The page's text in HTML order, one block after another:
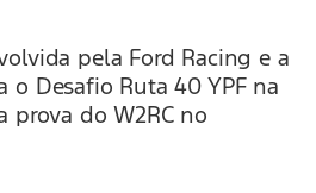
pela Ford Racing e a
o Desafio Ruta 40 YPF na
prova do W2RC no